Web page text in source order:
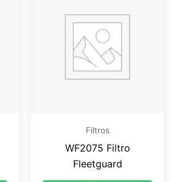
Filtros
WF2075 Filtro
Fleetguard